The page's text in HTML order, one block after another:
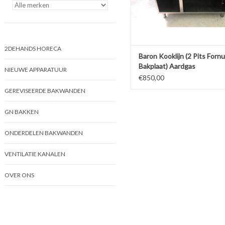
2DEHANDS HORECA
NIEUWE APPARATUUR
GEREVISEERDE BAKWANDEN
GN BAKKEN
ONDERDELEN BAKWANDEN
VENTILATIE KANALEN
OVER ONS
Baron Kooklijn (2 Pits
Bakplaat) Aardgas
€850,00